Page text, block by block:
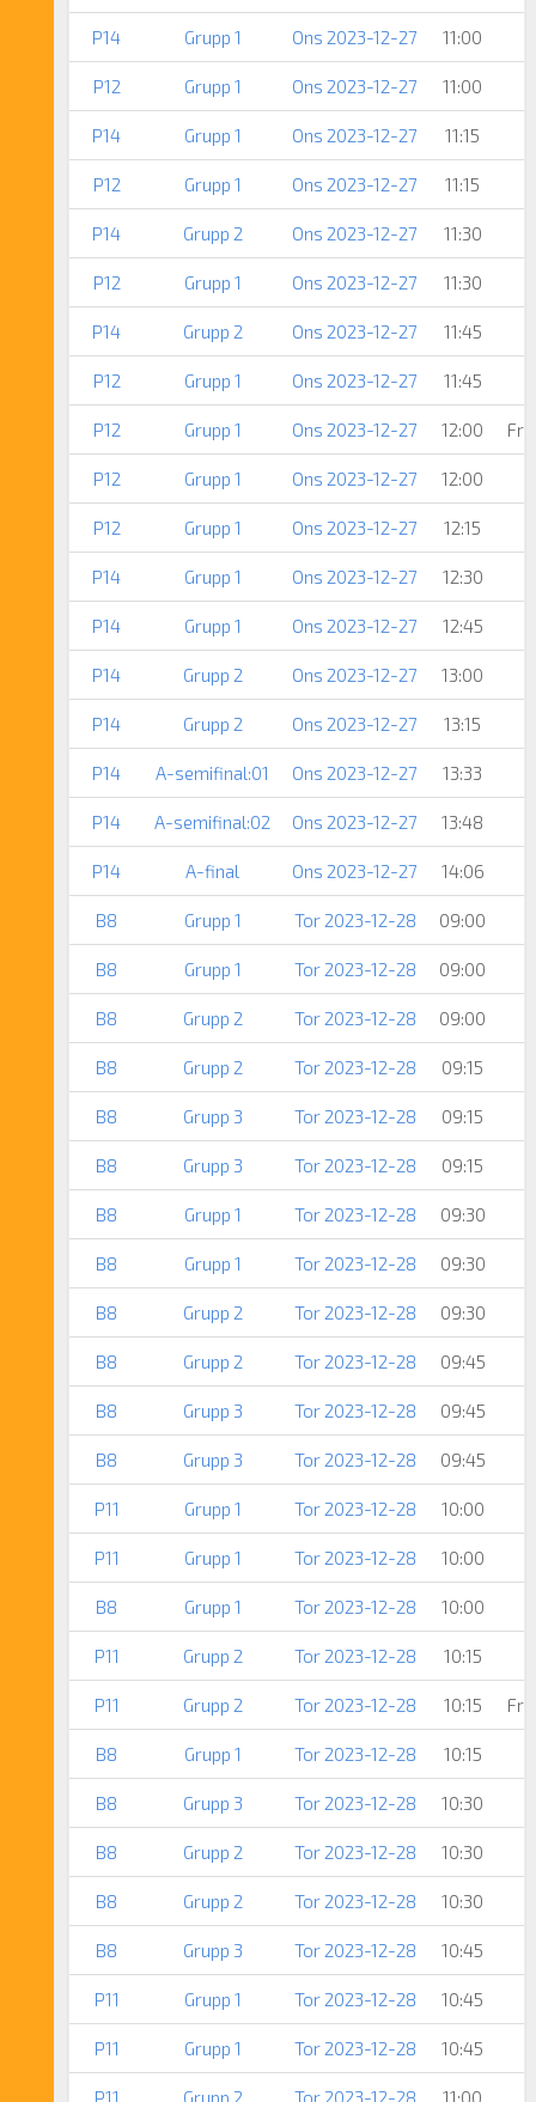
P14 Grupp 1 Ons 2023-12-27 11:00
P12 Grupp 1 Ons 2023-12-27 11:00
P14 Grupp 1 Ons 2023-12-27 11:15
P12 Grupp 1 Ons 2023-12-27 11:15
P14 Grupp 2 Ons 2023-12-27 11:30
P12 Grupp 1 Ons 2023-12-27 11:30
P14 Grupp 2 Ons 2023-12-27 11:45
P12 Grupp 1 Ons 2023-12-27 11:45
P12 Grupp 1 Ons 2023-12-27 12:00
P12 Grupp 1 Ons 2023-12-27 12:00
P12 Grupp 1 Ons 2023-12-27 12:15
P14 Grupp 1 Ons 2023-12-27 12:30
P14 Grupp 1 Ons 2023-12-27 12:45
P14 Grupp 2 Ons 2023-12-27 13:00
P14 Grupp 2 Ons 2023-12-27 13:15
P14 A-semifinal:01 Ons 2023-12-27 13:33
P14 A-semifinal:02 Ons 2023-12-27 13:48
P14 A-final Ons 2023-12-27 14:06
B8 Grupp 1 Tor 2023-12-28 09:00
B8 Grupp 1 Tor 2023-12-28 09:00
B8 Grupp 2 Tor 2023-12-28 09:00
B8 Grupp 2 Tor 2023-12-28 09:15
B8 Grupp 3 Tor 2023-12-28 09:15
B8 Grupp 3 Tor 2023-12-28 09:15
B8 Grupp 1 Tor 2023-12-28 09:30
B8 Grupp 1 Tor 2023-12-28 09:30
B8 Grupp 2 Tor 2023-12-28 09:30
B8 Grupp 2 Tor 2023-12-28 09:45
B8 Grupp 3 Tor 2023-12-28 09:45
B8 Grupp 3 Tor 2023-12-28 09:45
P11 Grupp 1 Tor 2023-12-28 10:00
P11 Grupp 1 Tor 2023-12-28 10:00
B8 Grupp 1 Tor 2023-12-28 10:00
P11 Grupp 2 Tor 2023-12-28 10:15
P11 Grupp 2 Tor 2023-12-28 10:15
B8 Grupp 1 Tor 2023-12-28 10:15
B8 Grupp 3 Tor 2023-12-28 10:30
B8 Grupp 2 Tor 2023-12-28 10:30
B8 Grupp 2 Tor 2023-12-28 10:30
B8 Grupp 3 Tor 2023-12-28 10:45
P11 Grupp 1 Tor 2023-12-28 10:45
P11 Grupp 1 Tor 2023-12-28 10:45
P11 Grupp 2 Tor 2023-12-28 11:00